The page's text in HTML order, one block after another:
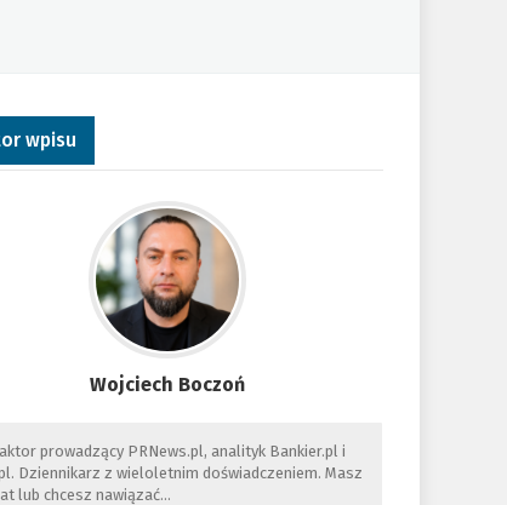
wpisu
Wojciech Boczoń
prowadzący PRNews.pl, analityk Bankier.pl i
Dziennikarz z wieloletnim doświadczeniem. Masz
lub chcesz nawiązać…